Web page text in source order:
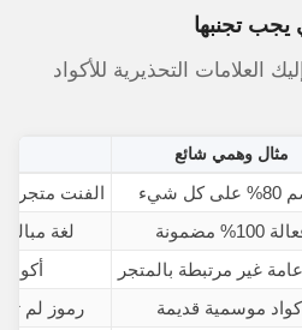
يجب تجنبها
العلامات التحذيرية للأكواد
مثال وهمي شائع
كل شيء
الفنت متجر
100% مضمونة
لغة
غير مرتبطة بالمتجر
أكواد موسمية قديمة
رموز لم